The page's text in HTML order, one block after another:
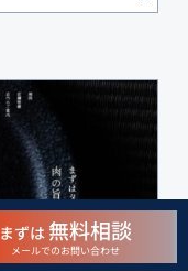
まずは 無料相談
メールでのお問い合わせ